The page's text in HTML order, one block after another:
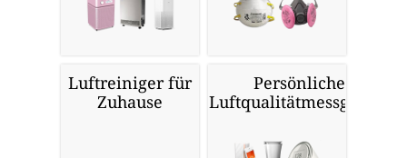
Luftreiniger für
Zuhause
Persönliche
Luftqualitätmessgeräte